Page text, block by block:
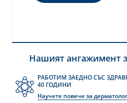
Нашият ангажимент
РАБОТИМ ЗАЕДНО СЪС
40 ГОДИНИ
Научете повече за